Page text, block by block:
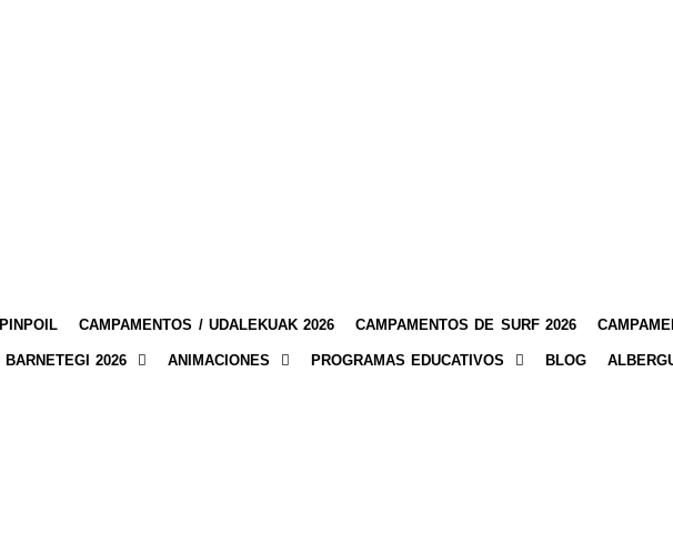
PINPOIL CAMPAMENTOS / UDALEKUAK 2026 CAMPAMENTOS DE SURF 2026
BARNETEGI 2026 ANIMACIONES PROGRAMAS EDUCATIVOS BLOG